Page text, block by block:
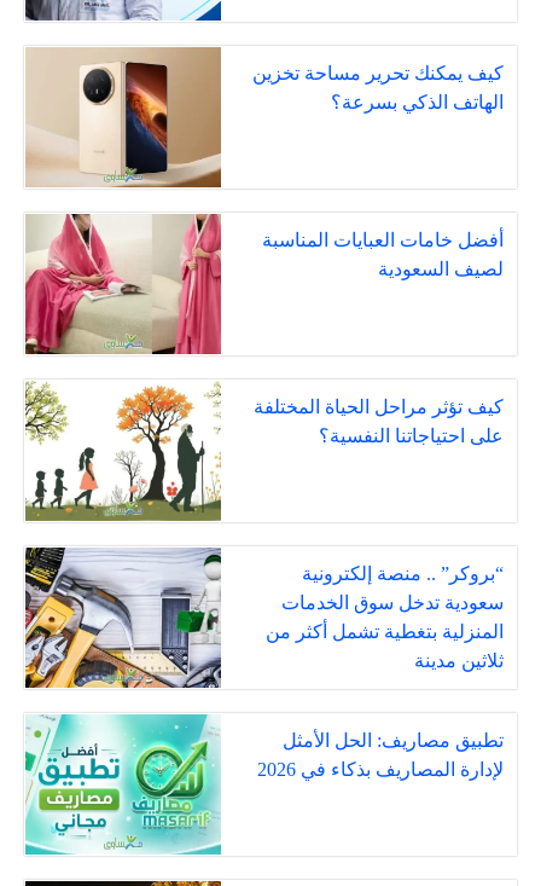
كيف يمكنك تحرير مساحة تخزين
الهاتف الذكي بسرعة؟
أفضل خامات العبايات المناسبة
لصيف السعودية
كيف تؤثر مراحل الحياة المختلفة
على احتياجاتنا النفسية؟
“بروكر” .. منصة إلكترونية
سعودية تدخل سوق الخدمات
المنزلية بتغطية تشمل أكثر من
ثلاثين مدينة
تطبيق مصاريف: الحل الأمثل
لإدارة المصاريف بذكاء في 2026